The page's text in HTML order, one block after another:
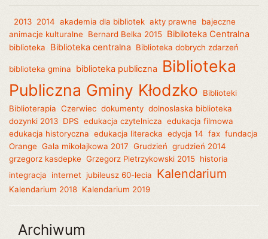
2013 2014 akademia dla bibliotek akty prawne
bajeczne
animacje kulturalne
Bernard Belka 2015 Bibiloteka Centralna
biblioteka Biblioteka centralna Biblioteka dobrych zdarzeń
biblioteka gmina biblioteka publiczna Biblioteka
Publiczna Gminy Kłodzko
Biblioteki
Biblioterapia Czerwiec dokumenty dolnoslaska biblioteka
dozynki 2013 DPS edukacja czytelnicza edukacja filmowa
edukacja historyczna edukacja literacka edycja 14 fax fundacja
Orange Gala mikołajkowa 2017 Grudzień grudzień 2014
grzegorz kasdepke Grzegorz Pietrzykowski 2015 historia
integracja
internet jubileusz 60-lecia Kalendarium
Kalendarium 2018 Kalendarium 2019
Archiwum